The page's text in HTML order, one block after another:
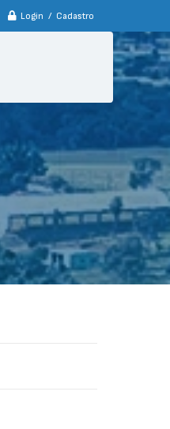
Login / Cadastro